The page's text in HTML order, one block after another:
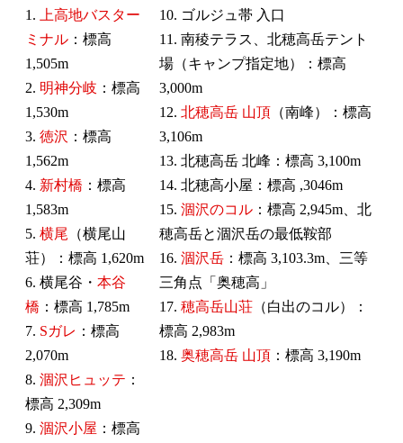
1.
上高地バスター
ミナル ：標高
1,505m
2. 明神分岐 ：標高
1,530m
3. 徳沢 ：標高
1,562m
4. 新村橋 ：標高
1,583m
5. 横尾 （横尾山
荘）：標高 1,620m
6. 横尾谷・ 本谷
橋 ：標高 1,785m
7. Sガレ ：標高
2,070m
8. 涸沢ヒュッテ ：
標高 2,309m
9. 涸沢小屋 ：標高
10. ゴルジュ帯 入口
11. 南稜テラス、北穂高岳テント
場（キャンプ指定地）：標高
3,000m
12. 北穂高岳 山頂 （南峰）：標高
3,106m
13. 北穂高岳 北峰：標高 3,100m
14. 北穂高小屋：標高 ,3046m
15. 涸沢のコル ：標高 2,945m、北
穂高岳と涸沢岳の最低鞍部
16. 涸沢岳 ：標高 3,103.3m、三等
三角点「奥穂高」
17. 穂高岳山荘 （白出のコル）：
標高 2,983m
18. 奥穂高岳 山頂 ：標高 3,190m